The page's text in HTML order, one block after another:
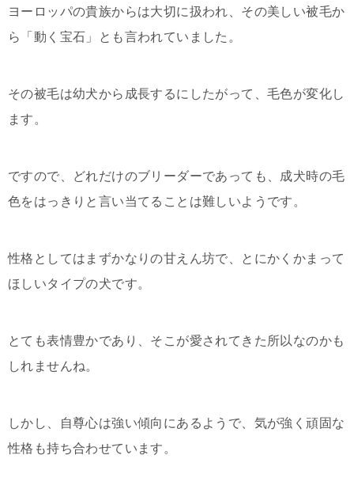
ヨーロッパの貴族からは大切に扱われ、その美しい被毛か
ら「動く宝石」とも言われていました。
その被毛は幼犬から成長するにしたがって、毛色が変化し
ます。
ですので、どれだけのブリーダーであっても、成犬時の毛
色をはっきりと言い当てることは難しいようです。
性格としてはまずかなりの甘えん坊で、とにかくかまって
ほしいタイプの犬です。
とても表情豊かであり、そこが愛されてきた所以なのかも
しれませんね。
しかし、自尊心は強い傾向にあるようで、気が強く頑固な
性格も持ち合わせています。